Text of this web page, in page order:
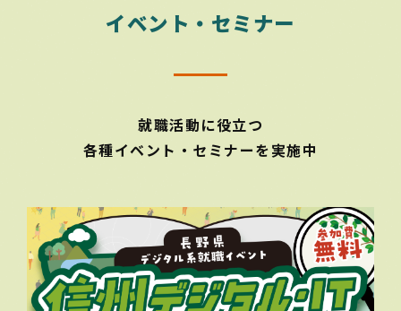
イベント・セミナー
就職活動に役立つ
各種イベント・セミナーを実施中